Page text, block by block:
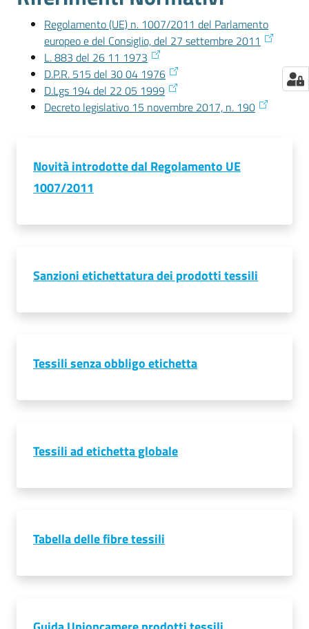
Regolamento (UE) n. 1007/2011 del Parlamento
europeo e del Consiglio, del 27 settembre 2011
L. 883 del 26 11 1973
D.P.R. 515 del 30 04 1976
D.Lgs 194 del 22 05 1999
Decreto legislativo 15 novembre 2017, n. 190
Novità introdotte dal Regolamento UE
1007/2011
Sanzioni etichettatura dei prodotti tessili
Tessili senza obbligo etichetta
Tessili ad etichetta globale
Tabella delle fibre tessili